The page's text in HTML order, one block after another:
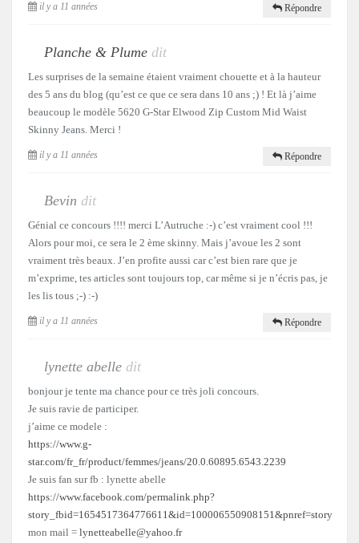
il y a 11 années Répondre
Planche & Plume dit
Les surprises de la semaine étaient vraiment chouette et à la hauteur
des 5 ans du blog (qu’est ce que ce sera dans 10 ans ;) ! Et là j’aime
beaucoup le modèle 5620 G-Star Elwood Zip Custom Mid Waist
Skinny Jeans. Merci !
il y a 11 années Répondre
Bevin dit
Génial ce concours !!!! merci L’Autruche :-) c’est vraiment cool !!!
Alors pour moi, ce sera le 2 ème skinny. Mais j’avoue les 2 sont
vraiment très beaux. J’en profite aussi car c’est bien rare que je
m’exprime, tes articles sont toujours top, car même si je n’écris pas, je
les lis tous ;-) :-)
il y a 11 années Répondre
lynette abelle dit
bonjour je tente ma chance pour ce très joli concours.
Je suis ravie de participer.
j’aime ce modele :
https://www.g-
star.com/fr_fr/product/femmes/jeans/20.0.60895.6543.2239
Je suis fan sur fb : lynette abelle
https://www.facebook.com/permalink.php?
story_fbid=1654517364776611&id=100006550908151&pnref=story
mon mail = lynetteabelle@yahoo.fr